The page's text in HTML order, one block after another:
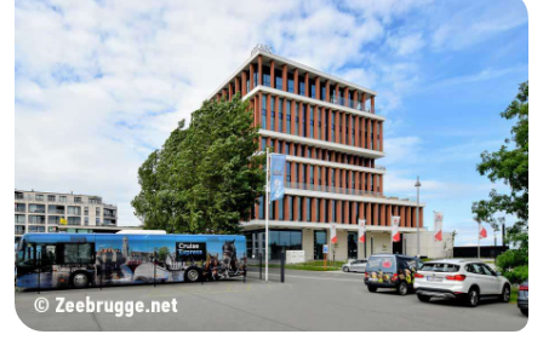
kindern
Übernachten
Appartements
-
Holiday
Suites
-
Seaside
Ferienhäuser